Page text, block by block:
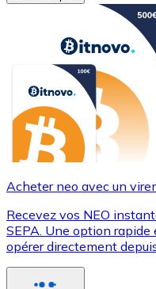
Acheter neo avec un
Recevez vos NEO
SEPA. Une option rapide
opérer directement